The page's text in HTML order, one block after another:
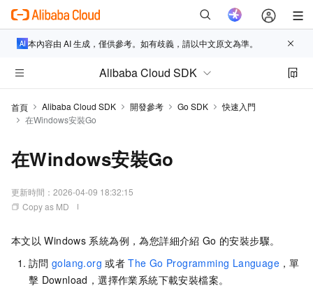
本內容由 AI 生成，僅供參考。如有歧義，請以中文原文為準。
Alibaba Cloud SDK
首頁 Alibaba Cloud SDK 開發參考 Go SDK
快速入門
在Windows安裝Go
在Windows安裝Go
更新時間： 2026-04-09 18:32:15
Copy as MD
本文以 Windows 系統為例，為您詳細介紹 Go 的安裝步驟。
訪問 golang.org 或者 The Go Programming Language ，單
擊 Download，選擇作業系統下載安裝檔案。